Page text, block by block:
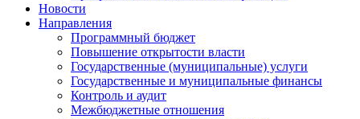
Новости
Направления
Программный бюджет
Повышение открытости власти
Государственные (муниципальные) услуги
Государственные и муниципальные финансы
Контроль и аудит
Межбюджетные отношения